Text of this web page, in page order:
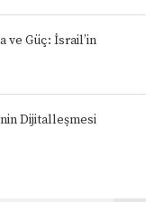
ve Güç: İsrail’in
Dijitalleşmesi